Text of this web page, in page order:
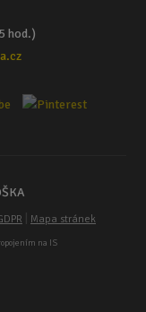
hod.)
Mapa stránek
na IS